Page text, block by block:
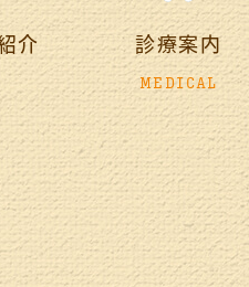
介 診療案内
MEDICAL